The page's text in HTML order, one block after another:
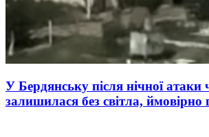
У Бердянську після нічної атаки
залишилася без світла,